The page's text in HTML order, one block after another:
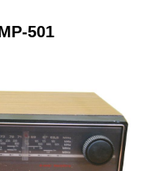
501